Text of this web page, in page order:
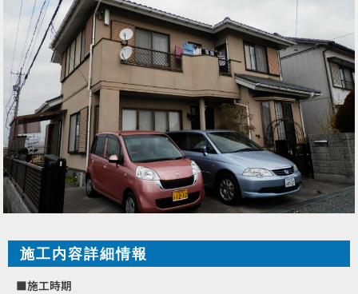
施工内容詳細情報
■施工時期